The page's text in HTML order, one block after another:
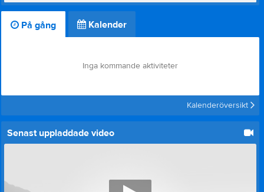
På gång Kalender
Inga kommande aktiviteter
Kalenderöversikt
Senast uppladdade video